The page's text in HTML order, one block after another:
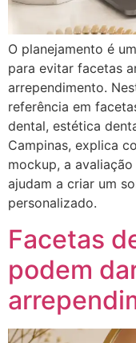
O planejamento é
para evitar facetas
arrependimento.
referência em
dental, estética
Campinas, explica
mockup, a
ajudam a criar um
personalizado.
Facetas
podem